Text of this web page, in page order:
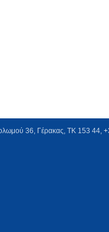
36, Γέρακας, ΤΚ 153 44,